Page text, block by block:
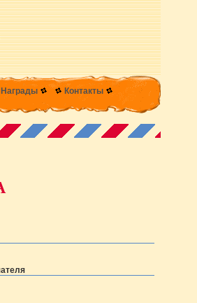
Награды Контакты